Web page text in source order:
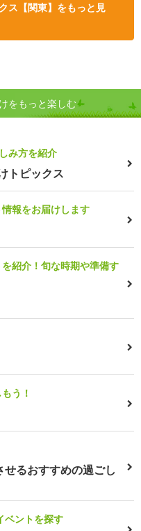
ス【関東】をもっと見
をもっと楽しむ
み方を紹介
トピックス
報をお届けします
紹介！旬な時期や準備す
う！
るおすすめの過ごし
ベントを探す